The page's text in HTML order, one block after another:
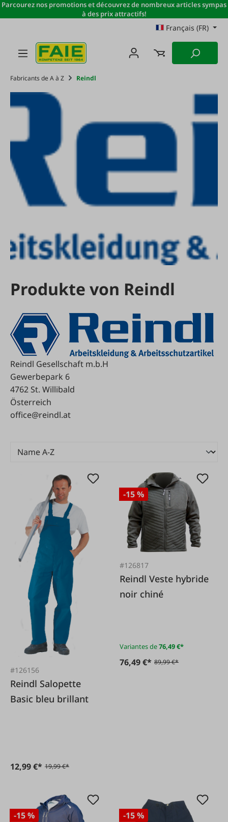
Passer au contenu principal
Parcourez nos promotions et découvrez de nombreux articles sympas
à des prix attractifs!
Français (FR)
Fabricants de A à Z Reindl
Produkte von Reindl
Reindl Gesellschaft m.b.H
Gewerbepark 6
4762 St. Willibald
Österreich
office@reindl.at
#126156
Reindl Salopette
Basic bleu brillant
12,99 €* 19,99 €*
-15 %
#126817
Reindl Veste hybride
noir chiné
Variantes de76,49 €*
76,49 €* 89,99 €*
-15 % -15 %